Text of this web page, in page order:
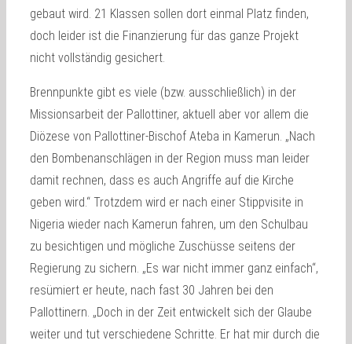
gebaut wird. 21 Klassen sollen dort einmal Platz finden,
doch leider ist die Finanzierung für das ganze Projekt
nicht vollständig gesichert.
Brennpunkte gibt es viele (bzw. ausschließlich) in der
Missionsarbeit der Pallottiner, aktuell aber vor allem die
Diözese von Pallottiner-Bischof Ateba in Kamerun. „Nach
den Bombenanschlägen in der Region muss man leider
damit rechnen, dass es auch Angriffe auf die Kirche
geben wird.“ Trotzdem wird er nach einer Stippvisite in
Nigeria wieder nach Kamerun fahren, um den Schulbau
zu besichtigen und mögliche Zuschüsse seitens der
Regierung zu sichern. „Es war nicht immer ganz einfach“,
resümiert er heute, nach fast 30 Jahren bei den
Pallottinern. „Doch in der Zeit entwickelt sich der Glaube
weiter und tut verschiedene Schritte. Er hat mir durch die